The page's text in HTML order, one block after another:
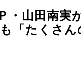
・山田南
「たくさ